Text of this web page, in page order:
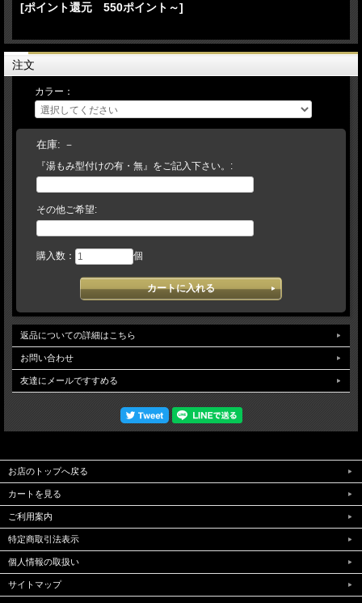
[ポイント還元 550ポイント～]
注文
カラー：
在庫: －
『湯もみ型付けの有・無』をご記入下さい。:
その他ご希望:
購入数： 個
返品についての詳細はこちら
お問い合わせ
友達にメールですすめる
お店のトップへ戻る
カートを見る
ご利用案内
特定商取引法表示
個人情報の取扱い
サイトマップ